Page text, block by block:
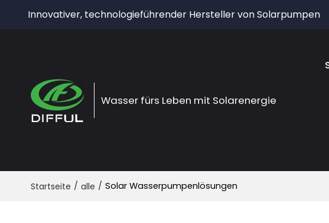
Innovativer, technologieführender Hersteller von Solarpumpen
Wasser fürs Leben mit Solarenergie
Startseite / alle / Solar Wasserpumpenlösungen